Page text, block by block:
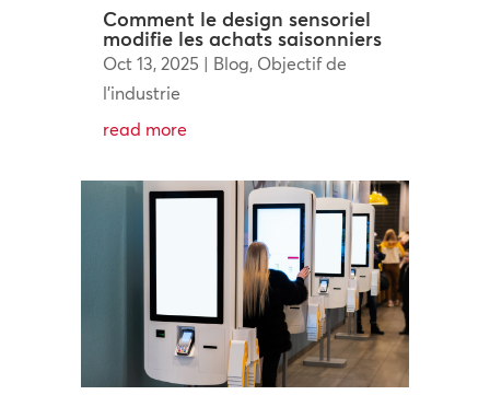
Comment le design sensoriel
modifie les achats saisonniers
Oct 13, 2025 | Blog, Objectif de
l'industrie
read more